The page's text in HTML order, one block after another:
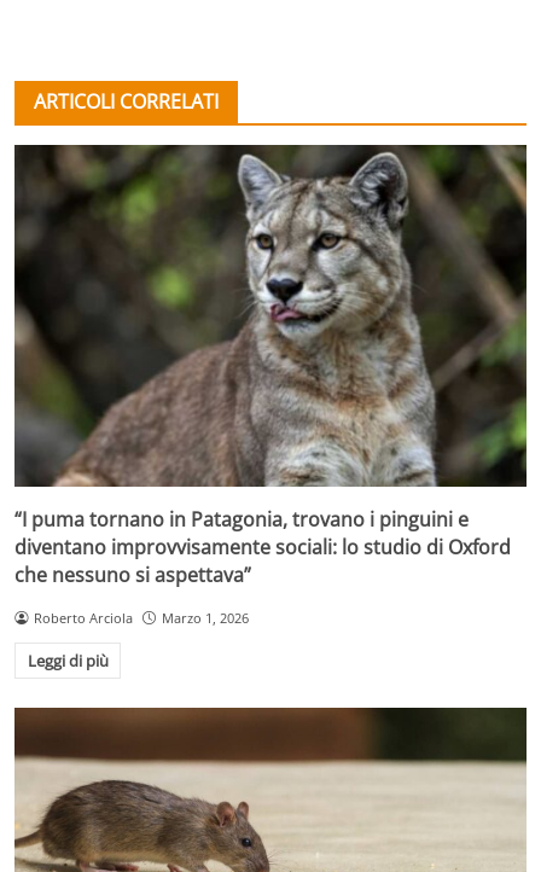
ARTICOLI CORRELATI
“I puma tornano in Patagonia, trovano i pinguini e
diventano improvvisamente sociali: lo studio di Oxford
che nessuno si aspettava”
Roberto Arciola Marzo 1, 2026
Leggi di più